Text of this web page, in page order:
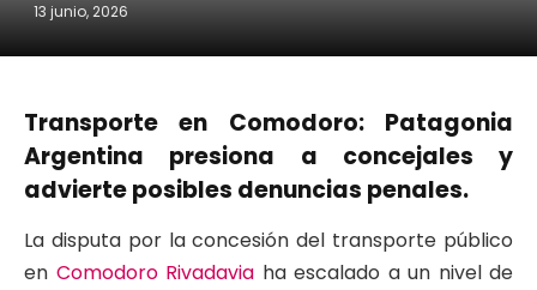
13 junio, 2026
Transporte en Comodoro: Patagonia
Argentina presiona a concejales y
advierte posibles denuncias penales.
​La disputa por la concesión del transporte público
en Comodoro Rivadavia ha escalado a un nivel de